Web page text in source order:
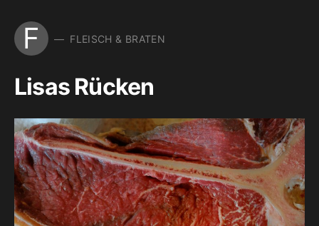
F FLEISCH & BRATEN
Lisas Rücken